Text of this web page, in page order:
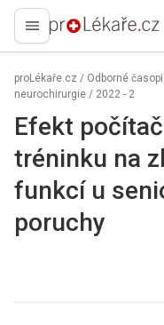
proLékaře.cz
proLékaře.cz / Odborné
neurochirurgie / 2022 - 2
Efekt
tréninku na
funkcí u
poruchy